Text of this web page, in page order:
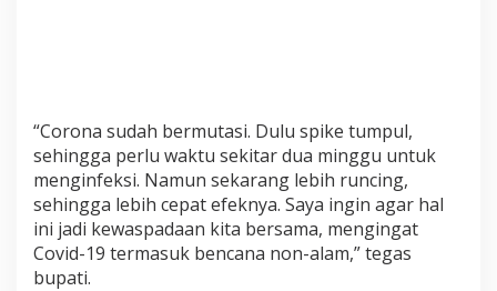
s
i
C
o
v
i
d
“Corona sudah bermutasi. Dulu spike tumpul,
sehingga perlu waktu sekitar dua minggu untuk
menginfeksi. Namun sekarang lebih runcing,
sehingga lebih cepat efeknya. Saya ingin agar hal
ini jadi kewaspadaan kita bersama, mengingat
Covid-19 termasuk bencana non-alam,” tegas
bupati.